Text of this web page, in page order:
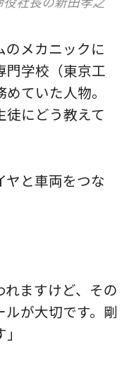
のメカニックに
門学校（東京工
ていた人物。
徒にどう教えて
ヤと車両をつな
れますけど、その
が大切です。剛